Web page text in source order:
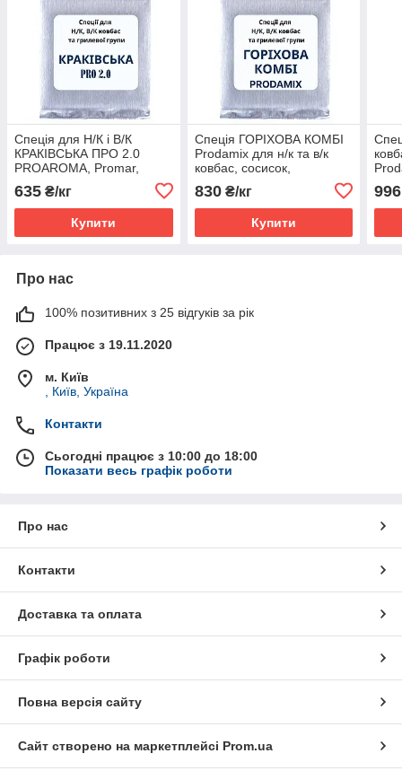
Спеція для Н/К і В/К
КРАКІВСЬКА ПРО 2.0
PROAROMA, Promar,
635 ₴/кг
Купити
Спеція ГОРІХОВА КОМБІ
Prodamix для н/к та в/к
ковбас, сосисок,
сардельок (Van Hees, ЄС)
830₴/кг
Купити
996
Про нас
100% позитивних з 25 відгуків за рік
Працює з 19.11.2020
м. Київ
, Київ, Україна
Контакти
Сьогодні працює з 10:00 до 18:00
Показати весь графік роботи
Про нас
Контакти
Доставка та оплата
Графік роботи
Повна версія сайту
Сайт створено на маркетплейсі Prom.ua